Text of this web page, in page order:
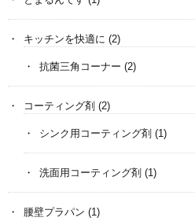
キッチンを快適に (2)
抗菌三角コーナー (2)
コーティング剤 (2)
シンク用コーティング剤 (1)
洗面用コーティング剤 (1)
腰壁プラパン (1)